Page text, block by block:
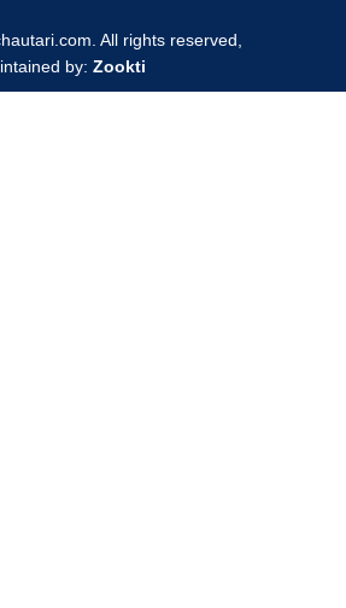
All rights reserved,
by: Zookti